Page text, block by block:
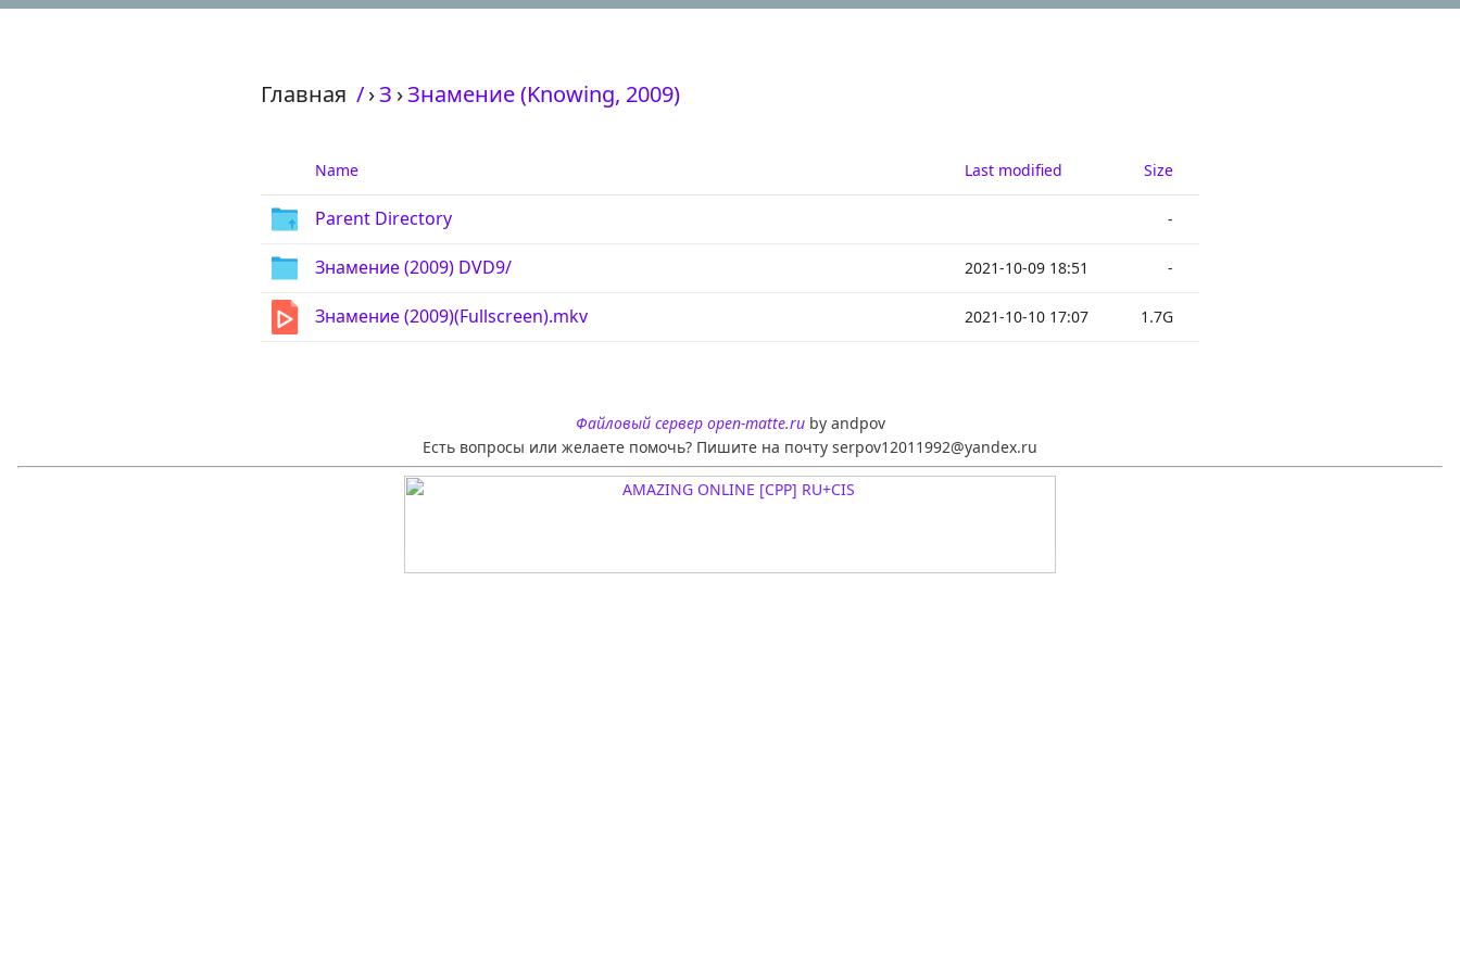
Главная /›З ›Знамение (Knowing, 2009)
Name Last modified Size
Parent Directory -
Знамение (2009) DVD9/ 2021-10-09 18:51 -
Знамение (2009)(Fullscreen).mkv 2021-10-10 17:07 1.7G
Файловый сервер open-matte.ruby andpov
Есть вопросы или желаете помочь? Пишите на почту serpov12011992@yandex.ru